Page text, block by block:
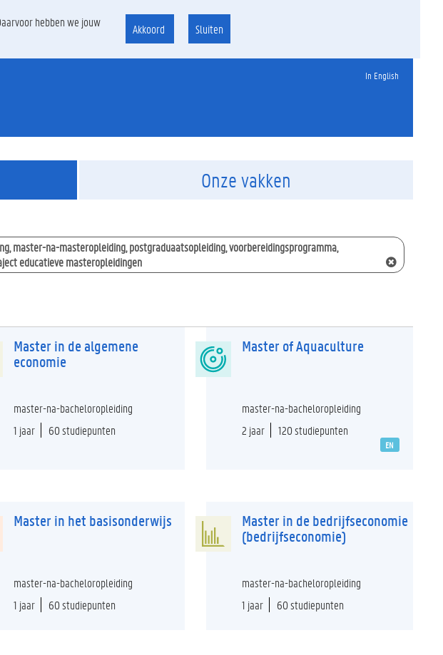
hebben we jouw
Akkoord Sluiten
In English
Onze vakken
master-na-masteropleiding, postgraduaatsopleiding, voorbereidingsprogramma,
educatieve masteropleidingen
Master in de algemene
economie
master-na-bacheloropleiding
1 jaar
60 studiepunten
Master of Aquaculture
master-na-bacheloropleiding
2 jaar
120 studiepunten
EN
Master in het basisonderwijs
master-na-bacheloropleiding
1 jaar
60 studiepunten
Master in de bedrijfseconomie
(bedrijfseconomie)
master-na-bacheloropleiding
1 jaar
60 studiepunten